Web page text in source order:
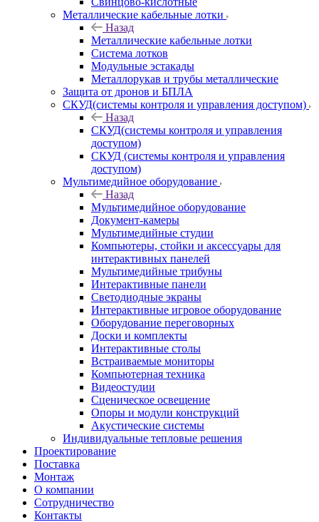
Металлические кабельные лотки
Назад
Металлические кабельные лотки
Система лотков
Модульные эстакады
Металлорукав и трубы металлические
Защита от дронов и БПЛА
СКУД(системы контроля и управления доступом)
Назад
СКУД(системы контроля и управления
доступом)
СКУД (системы контроля и управления
доступом)
Мультимедийное оборудование
Назад
Мультимедийное оборудование
Документ-камеры
Мультимедийные студии
Компьютеры, стойки и аксессуары для
интерактивных панелей
Мультимедийные трибуны
Интерактивные панели
Светодиодные экраны
Интерактивные игровое оборудование
Оборудование переговорных
Доски и комплекты
Интерактивные столы
Встраиваемые мониторы
Компьютерная техника
Видеостудии
Cценическое освещение
Опоры и модули конструкций
Акустические системы
Индивидуальные тепловые решения
Проектирование
Поставка
Монтаж
О компании
Сотрудничество
Контакты